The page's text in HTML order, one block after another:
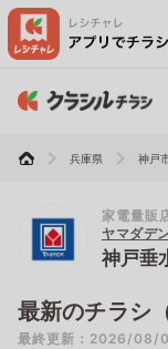
兵庫県 神戸
家電量販
ヤマダデ
神戸垂
最新のチラシ
最終更新：2026/08/